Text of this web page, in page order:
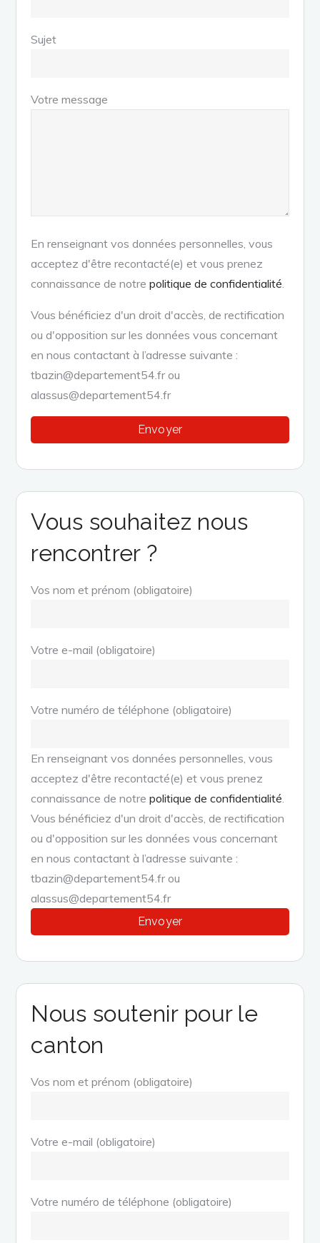
Sujet
Votre message
En renseignant vos données personnelles, vous
acceptez d'être recontacté(e) et vous prenez
connaissance de notrepolitique de confidentialité
Vous bénéficiez d'un droit d'accès, de rectification
ou d'opposition sur les données vous concernant
en nous contactant à l’adresse suivante :
tbazin@departement54.fr ou
alassus@departement54.fr
Vous souhaitez nous
rencontrer ?
Vos nom et prénom (obligatoire)
Votre e-mail (obligatoire)
Votre numéro de téléphone (obligatoire)
En renseignant vos données personnelles, vous
acceptez d'être recontacté(e) et vous prenez
connaissance de notrepolitique de confidentialité
Vous bénéficiez d'un droit d'accès, de rectification
ou d'opposition sur les données vous concernant
en nous contactant à l’adresse suivante :
tbazin@departement54.fr ou
alassus@departement54.fr
Nous soutenir pour le
canton
Vos nom et prénom (obligatoire)
Votre e-mail (obligatoire)
Votre numéro de téléphone (obligatoire)